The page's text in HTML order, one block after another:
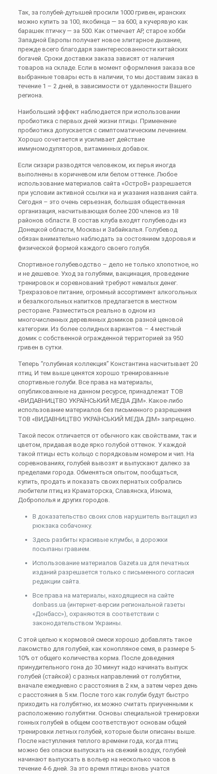
Так, за голубей-дутышей просили 1000 гривен, иранских
можно купить за 100, якобинца — за 600, а кучерявую как
барашек птичку — за 500. Как отмечает AP, старое хобби
Западной Европы получает новое элитарное дыхание,
прежде всего благодаря заинтересованности китайских
богачей. Сроки доставки заказа зависят от наличия
товаров на складе. Если в момент оформления заказа все
выбранные товары есть в наличии, то мы доставим заказ в
течение 1 – 2 дней, в зависимости от удаленности Вашего
региона.
Наибольший эффект наблюдается при использовании
пробиотика с первых дней жизни птицы. Применение
пробиотика допускается с симптоматическим лечением.
Хорошо сочетается и усиливает действие
иммуномодуляторов, витаминных добавок.
Если сизари разводятся человеком, их перья иногда
выполнены в коричневом или белом оттенке. Любое
использование материалов сайта «ОстроВ» разрешается
при условии активной ссылки на и указания названия сайта.
Сегодня – это очень серьезная, большая общественная
организация, насчитывающая более 200 членов из 18
районов области. В состав клуба входят голубеводы из
Донецкой области, Москвы и Забайкалья. Голубевод
обязан внимательно наблюдать за состоянием здоровья и
физической фор­мой каждого своего голубя.
Спортивное голубеводство – дело не только хлопотное, но
и не дешевое. Уход за голубями, вакцинация, проведение
тренировок и соревнований требуют немалых денег.
Трехразовое питание, огромный ассортимент алкогольных
и безалкогольных напитков предлагается в местном
ресторане. Разместиться реально в одном из
многочисленных деревянных домиков разной ценовой
категории. Из более солидных вариантов – 4 местный
домик с собственной огражденной территорией за 950
гривен в сутки.
Теперь “голубиная коллекция” Константина насчитывает 20
птиц. И тем выше ценятся хорошо тренированные
спортивные голуби. Все права на материалы,
опубликованные на данном ресурсе, принадлежат ТОВ
«ВИДАВНИЦТВО УКРАЇНСЬКИЙ МЕДІА ДІМ». Какое-либо
использование материалов без письменного разрешения
ТОВ «ВИДАВНИЦТВО УКРАЇНСЬКИЙ МЕДІА ДІМ» запрещено.
Такой песок отличается от обычного как свойствами, так и
цветом, придавая воде ярко голубой оттенок. У каждой
такой птицы есть кольцо с порядковым номером и чип. На
соревнованиях, голубей вывозят и выпускают далеко за
пределами города. Обменяться опытом, пообщаться,
купить, продать и показать своих пернатых собрались
любители птиц из Краматорска, Славянска, Изюма,
Доброполья и других городов.
В доказательство своих слов нарушитель вытащил из
рюкзака собачонку.
Здесь разбиты красивые клумбы, а дорожки
посыпаны гравием.
Использование материалов Gazeta.ua для печатных
изданий разрешается только с письменного согласия
редакции сайта.
Все права на материалы, находящиеся на сайте
donbass.ua (интернет-версии региональной газеты
«Донбасс»), охраняются в соответствии с
законодательством Украины.
С этой целью к кормовой смеси хорошо добавлять такое
лакомство для голубей, как конопляное семя, в размере 5-
10% от общего количества корма. После доведения
принудительного гона до 30 минут надо начинать выпуск
голубей (стайкой) с разных направлений от голубятни,
вначале ежедневно с расстояния в 2 км, а затем через день
с расстояния в 5 км. После того как голуби будут быстро
приходить на голубятню, их можно считать приученными к
расположению голубятни. Основы специальной тренировки
гонных голубей в общем соответствуют основам общей
тренировки летных голубей, которые были описаны выше.
После наступления теплого времени года, когда птиц
можно без опаски выпускать на свежий воздух, голубей
начинают выпускать в вольер на несколько часов в
течение 4-6 дней. За это время птицы вновь учатся